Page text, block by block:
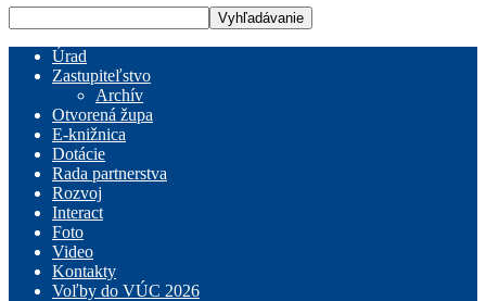
Úrad
Zastupiteľstvo
Archív
Otvorená župa
E-knižnica
Dotácie
Rada partnerstva
Rozvoj
Interact
Foto
Video
Kontakty
Voľby do VÚC 2026